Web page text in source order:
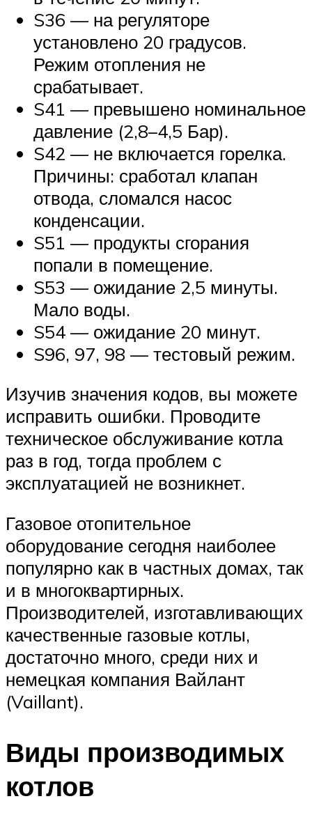
S36 — на регуляторе
установлено 20 градусов.
Режим отопления не
срабатывает.
S41 — превышено номинальное
давление (2,8–4,5 Бар).
S42 — не включается горелка.
Причины: сработал клапан
отвода, сломался насос
конденсации.
S51 — продукты сгорания
попали в помещение.
S53 — ожидание 2,5 минуты.
Мало воды.
S54 — ожидание 20 минут.
S96, 97, 98 — тестовый режим.
Изучив значения кодов, вы можете
исправить ошибки. Проводите
техническое обслуживание котла
раз в год, тогда проблем с
эксплуатацией не возникнет.
Газовое отопительное
оборудование сегодня наиболее
популярно как в частных домах, так
и в многоквартирных.
Производителей, изготавливающих
качественные газовые котлы,
достаточно много, среди них и
немецкая компания Вайлант
(Vaillant).
Виды производимых
котлов